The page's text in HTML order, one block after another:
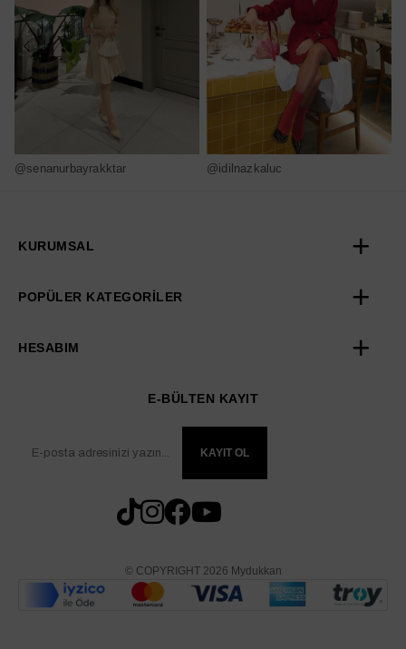
@senanurbayrakktar @idilnazkaluc
KURUMSAL
POPÜLER KATEGORİLER
HESABIM
E-BÜLTEN KAYIT
KAYIT OL
© COPYRIGHT 2026 Mydukkan